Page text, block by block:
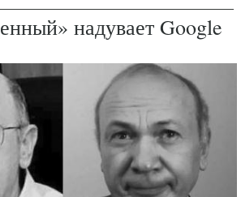
надувает Google